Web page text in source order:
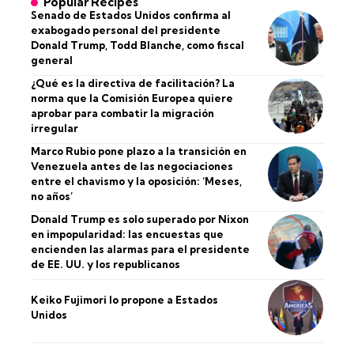
Senado de Estados Unidos confirma al
exabogado personal del presidente
Donald Trump, Todd Blanche, como fiscal
general
¿Qué es la directiva de facilitación? La
norma que la Comisión Europea quiere
aprobar para combatir la migración
irregular
Marco Rubio pone plazo a la transición en
Venezuela antes de las negociaciones
entre el chavismo y la oposición: ‘Meses,
no años’
Donald Trump es solo superado por Nixon
en impopularidad: las encuestas que
encienden las alarmas para el presidente
de EE. UU. y los republicanos
Keiko Fujimori lo propone a Estados
Unidos